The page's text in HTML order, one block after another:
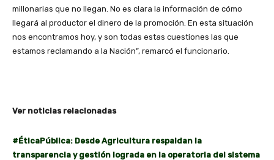
millonarias que no llegan. No es clara la información de cómo
llegará al productor el dinero de la promoción. En esta situación
nos encontramos hoy, y son todas estas cuestiones las que
estamos reclamando a la Nación”, remarcó el funcionario.
Ver noticias relacionadas
#ÉticaPública: Desde Agricultura respaldan la
transparencia y gestión lograda en la operatoria del sistema